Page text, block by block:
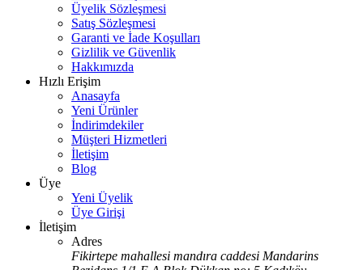
Üyelik Sözleşmesi
Satış Sözleşmesi
Garanti ve İade Koşulları
Gizlilik ve Güvenlik
Hakkımızda
Hızlı Erişim
Anasayfa
Yeni Ürünler
İndirimdekiler
Müşteri Hizmetleri
İletişim
Blog
Üye
Yeni Üyelik
Üye Girişi
İletişim
Adres
Fikirtepe mahallesi mandıra caddesi Mandarins